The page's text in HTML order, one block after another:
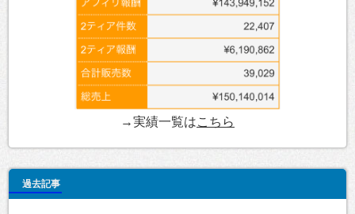
→実績一覧はこちら
過去記事